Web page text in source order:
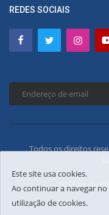
REDES SOCIAIS
Todos os direitos
Política de
Este site usa cookies.
Ao continuar a navegar
utilização de cookies.